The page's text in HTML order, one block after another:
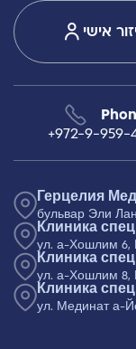
אישי
+972-9-959-
Герцелия
бульвар Эли
Клиника
ул. а-Хошлим 6,
Клиника
ул. а-Хошлим 8,
Клиника
ул. Мединат а-